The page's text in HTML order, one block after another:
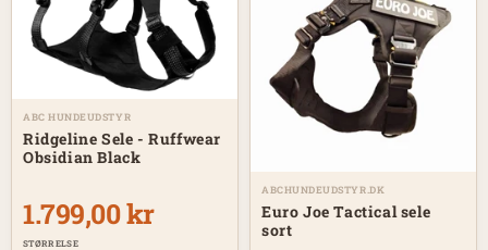
ABC HUNDEUDSTYR
Ridgeline Sele - Ruffwear
Obsidian Black
1.799,00 kr
STØRRELSE
ABCHUNDEUDSTYR.DK
Euro Joe Tactical sele
sort